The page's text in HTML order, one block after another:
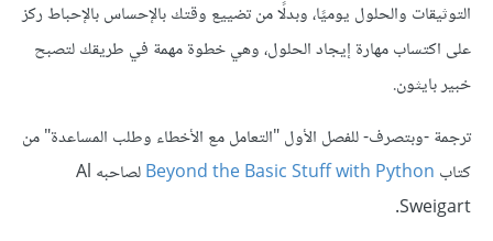
التوثيقات والحلول يوميًا، وبدلًا من تضييع وقتك بالإحساس بالإحباط ركز
على اكتساب مهارة إيجاد الحلول، وهي خطوة مهمة في طريقك لتصبح
خبير بايثون.
ترجمة -وبتصرف- للفصل الأول "التعامل مع الأخطاء وطلب المساعدة" من
كتاب Beyond the Basic Stuff with Python
لصاحبه Al
Sweigart.